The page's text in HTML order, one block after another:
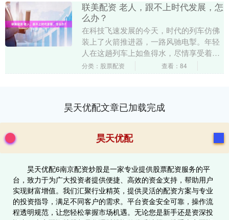
联美配资 老人，跟不上时代发展，怎
么办？
在科技飞速发展的今天，时代的列车仿佛
装上了火箭推进器，一路风驰电掣。年轻
人在这趟列车上如鱼得水，尽情享受着科
技带来的便利与新奇。然而，我们却常常
分类：股票配资 查看：84
昊天优配文章已加载完成
昊天优配
昊天优配6南京配资炒股是一家专业提供股票配资服务的平
台，致力于为广大投资者提供便捷、高效的资金支持，帮助用户
实现财富增值。我们汇聚行业精英，提供灵活的配资方案与专业
的投资指导，满足不同客户的需求。平台资金安全可靠，操作流
程透明规范，让您轻松掌握市场机遇。无论您是新手还是资深投